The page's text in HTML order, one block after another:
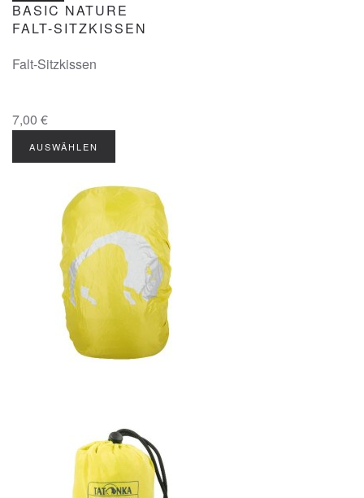
BASIC NATURE
FALT-SITZKISSEN
Falt-Sitzkissen
7,00 €